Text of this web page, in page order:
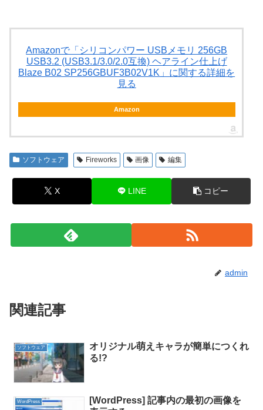
Amazonで「シリコンパワー USBメモリ 256GB
USB3.2 (USB3.1/3.0/2.0互換) ヘアライン仕上げ
Blaze B02 SP256GBUF3B02V1K」に関する詳細を
見る
Amazon
ソフトウェア Fireworks 画像 編集
X LINE コピー
admin
関連記事
ソフトウェア
オリジナル萌えキャラが簡単につくれ
る!?
WordPress
[WordPress] 記事内の最初の画像を